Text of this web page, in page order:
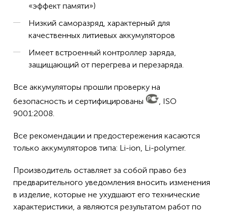
«эффект памяти»)
Низкий саморазряд, характерный для
качественных литиевых аккумуляторов
Имеет встроенный контроллер заряда,
защищающий от перегрева и перезаряда.
Все аккумуляторы прошли проверку на
безопасность и сертифицированы
, ISO
9001:2008.
Все рекомендации и предостережения касаются
только аккумуляторов типа: Li-ion, Li-polymer.
Производитель оставляет за собой право без
предварительного уведомления вносить изменения
в изделие, которые не ухудшают его технические
характеристики, а являются результатом работ по